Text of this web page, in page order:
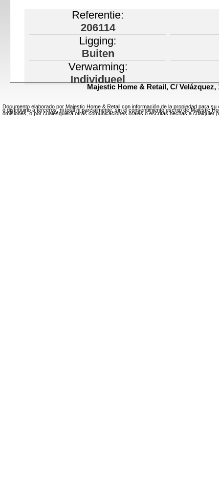
Referentie:
206114
Ligging:
Buiten
Verwarming:
Individueel
Aantal kamers:
5
Majestic Home & Retail, C/ Velázquez,
Documento elaborado por Majestic Home & Retail con información de la propiedad para
o distribuirlo a terceros, ni total ni parcialmente, sin el consentimiento escrito de Majestic
omisiones, o por cualesquiera otras comunicaciones orales o escritas hechas a